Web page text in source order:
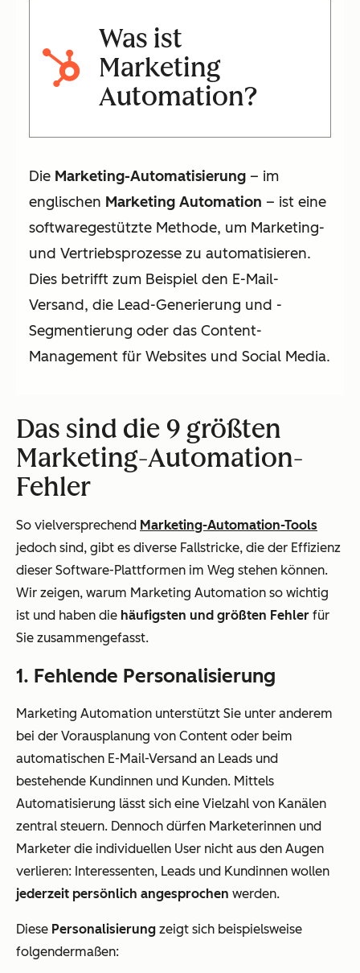
Was ist
Marketing
Automation?
Die Marketing-Automatisierung – im
englischen Marketing Automation – ist eine
softwaregestützte Methode, um Marketing-
und Vertriebsprozesse zu automatisieren.
Dies betrifft zum Beispiel den E-Mail-
Versand, die Lead-Generierung und -
Segmentierung oder das Content-
Management für Websites und Social Media.
Das sind die 9 größten
Marketing-Automation-
Fehler
So vielversprechend Marketing-Automation-Tools
jedoch sind, gibt es diverse Fallstricke, die der Effizienz
dieser Software-Plattformen im Weg stehen können.
Wir zeigen, warum Marketing Automation so wichtig
ist und haben die häufigsten und größten Fehler für
Sie zusammengefasst.
1. Fehlende Personalisierung
Marketing Automation unterstützt Sie unter anderem
bei der Vorausplanung von Content oder beim
automatischen E-Mail-Versand an Leads und
bestehende Kundinnen und Kunden. Mittels
Automatisierung lässt sich eine Vielzahl von Kanälen
zentral steuern. Dennoch dürfen Marketerinnen und
Marketer die individuellen User nicht aus den Augen
verlieren: Interessenten, Leads und Kundinnen wollen
jederzeit persönlich angesprochen werden.
Diese Personalisierung zeigt sich beispielsweise
folgendermaßen: